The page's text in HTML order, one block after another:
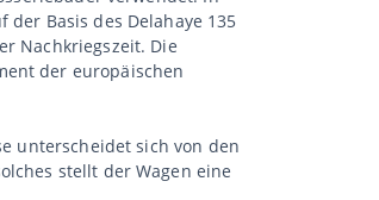
Basis des Delahaye 135
Nachkriegszeit. Die
der europäischen
unterscheidet sich von den
stellt der Wagen eine